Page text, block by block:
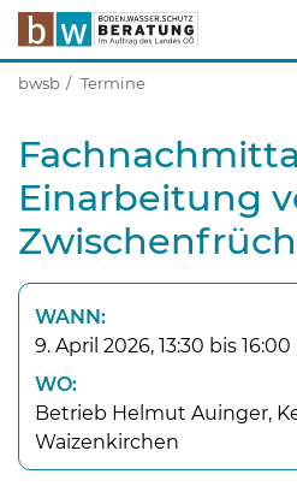
bwsb Termine
Einarbeitung
WANN:
9. April 2026, 13:30 bis
WO:
Betrieb Helmut Auinger,
Waizenkirchen